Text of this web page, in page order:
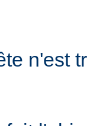
n'est